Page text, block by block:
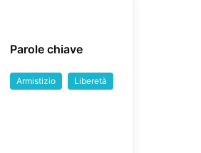
Parole chiave
Armistizio Liberetà